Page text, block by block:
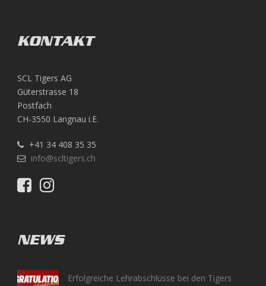
KONTAKT
SCL Tigers AG
Güterstrasse 18
Postfach
CH-3550 Langnau i.E.
+41 34 408 35 35
info@scltigers.ch
NEWS
Erfolgreiche Lehrabschlüsse bei den Tigers